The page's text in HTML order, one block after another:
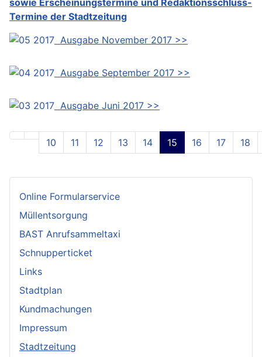
Online Formularservice
Müllentsorgung
BAST Anrufsammeltaxi
Schnupperticket
Links
Stadtplan
Kundmachungen
Impressum
Stadtzeitung
Termine der Stadtzeitung
Ausgabe November 2017 >>
Ausgabe September 2017 >>
Ausgabe Juni 2017 >>
10 11 12 13 14 15 16 17 18